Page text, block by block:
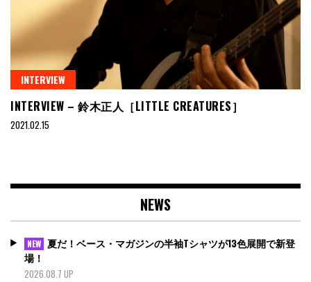
INTERVIEW
INTERVIEW – 鈴木正人［LITTLE CREATURES］
2021.02.15
NEWS
NEW 夏だ！ベース・マガジンの半袖Tシャツが13色展開で新登
場！
2026.08.7 UP